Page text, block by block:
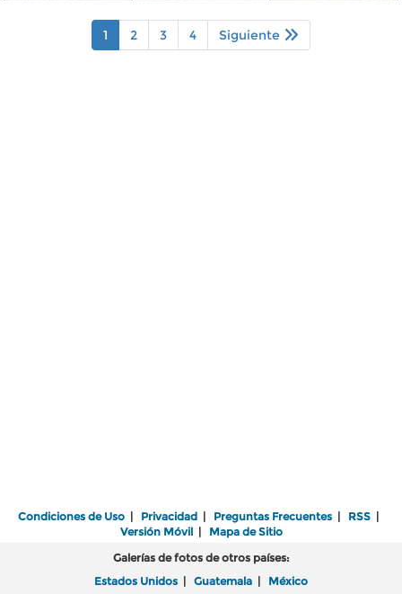
1 2 3 4 Siguiente
Condiciones de Uso | Privacidad | Preguntas Frecuentes | RSS |
Versión Móvil| Mapa de Sitio
Galerías de fotos de otros países:
Estados Unidos | Guatemala | México